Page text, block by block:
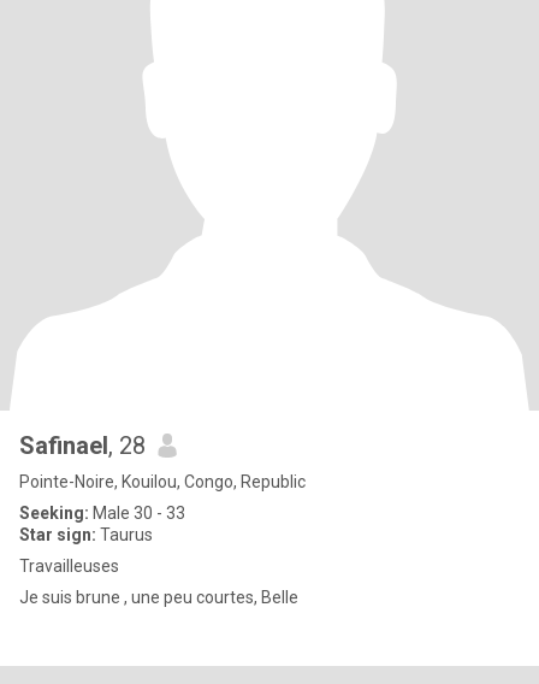
Safinael, 28
Pointe-Noire, Kouilou, Congo, Republic
Seeking: Male 30 - 33
Star sign: Taurus
Travailleuses
Je suis brune , une peu courtes, Belle